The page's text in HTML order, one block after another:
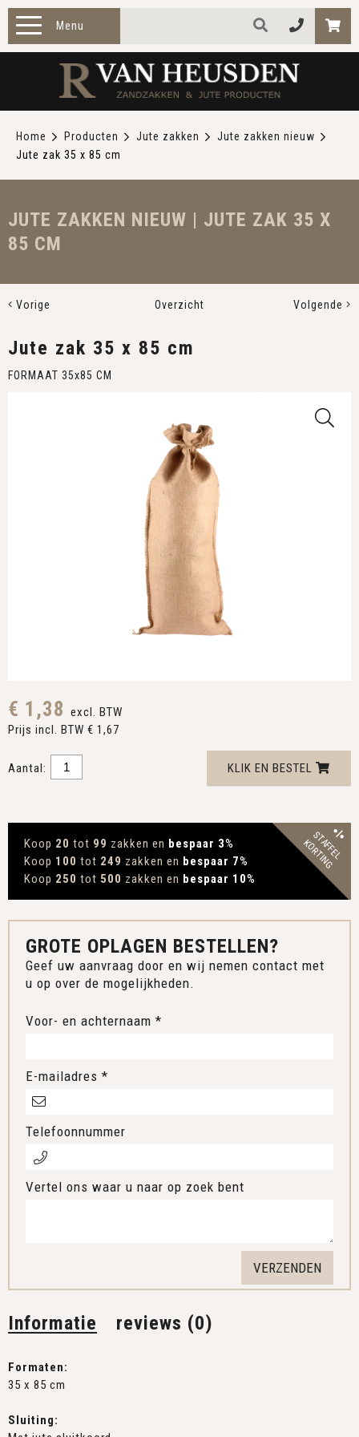
Menu
ZAKELIJK
OVER ONS
Home Producten Jute zakken
Jute zakken nieuw
Jute zak 35 x 85 cm
JUTE ZAKKEN NIEUW | JUTE ZAK 35 X
85 CM
Vorige Overzicht Volgende
Informatie reviews (0)
Formaten:
35 x 85 cm
Sluiting:
Jute zak 35 x 85 cm
FORMAAT 35x85 CM
€ 1,38 excl. BTW
Prijs incl. BTW € 1,67
Aantal: KLIK EN BESTEL
Koop 20 tot 99 zakken en bespaar 3%
Koop 100 tot 249 zakken en bespaar 7%
Koop 250 tot 500 zakken en bespaar 10%
STAFFEL
KORTING
GROTE OPLAGEN BESTELLEN?
Geef uw aanvraag door en wij nemen contact met
u op over de mogelijkheden.
Voor- en achternaam *
E-mailadres *
Telefoonnummer
Vertel ons waar u naar op zoek bent